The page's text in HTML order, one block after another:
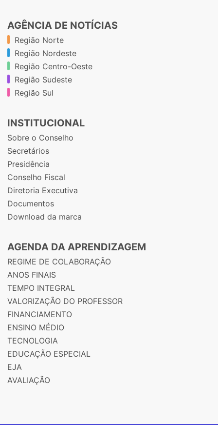
AGÊNCIA DE NOTÍCIAS
Região Norte
Região Nordeste
Região Centro-Oeste
Região Sudeste
Região Sul
INSTITUCIONAL
Sobre o Conselho
Secretários
Presidência
Conselho Fiscal
Diretoria Executiva
Documentos
Download da marca
AGENDA DA APRENDIZAGEM
REGIME DE COLABORAÇÃO
ANOS FINAIS
TEMPO INTEGRAL
VALORIZAÇÃO DO PROFESSOR
FINANCIAMENTO
ENSINO MÉDIO
TECNOLOGIA
EDUCAÇÃO ESPECIAL
EJA
AVALIAÇÃO